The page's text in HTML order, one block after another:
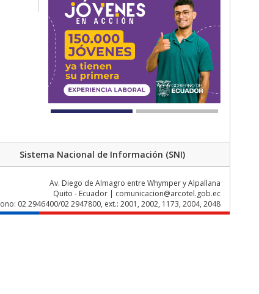
Sistema Nacional de Información (SNI)
Av. Diego de Almagro entre Whymper y Alpallana
Quito - Ecuador | comunicacion@arcotel.gob.ec
02 2946400/02 2947800, ext.: 2001, 2002, 1173, 2004, 2048